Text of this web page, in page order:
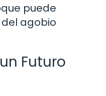
puede
agobio
Futuro